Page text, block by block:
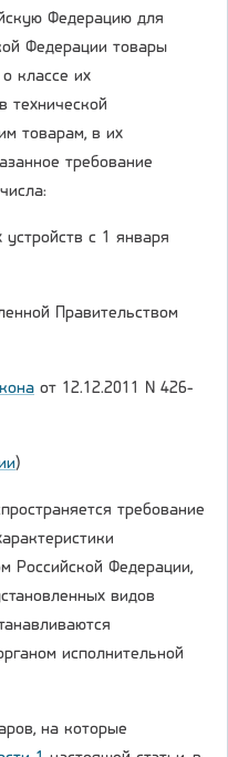
Федерацию для
Федерации товары
классе их
технической
товарам, в их
требование
с 1 января
Правительством
от 12.12.2011 N 426-
)
требование
Российской Федерации,
видов
исполнительной
на которые